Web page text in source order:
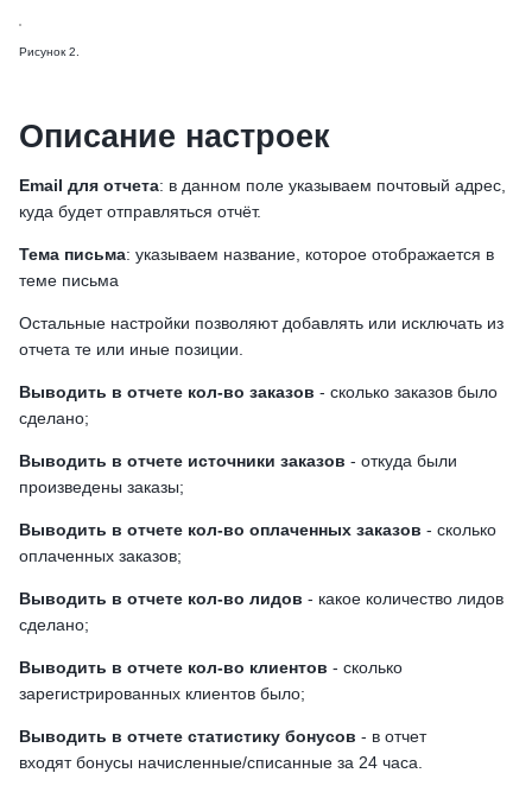
Рисунок 2.
Описание настроек
Email для отчета: в данном поле указываем почтовый адрес,
куда будет отправляться отчёт.
Тема письма: указываем название, которое отображается в
теме письма
Остальные настройки позволяют добавлять или исключать из
отчета те или иные позиции.
Выводить в отчете кол-во заказов - сколько заказов было
сделано;
Выводить в отчете источники заказов - откуда были
произведены заказы;
Выводить в отчете кол-во оплаченных заказов - сколько
оплаченных заказов;
Выводить в отчете кол-во лидов - какое количество лидов
сделано;
Выводить в отчете кол-во клиентов - сколько
зарегистрированных клиентов было;
Выводить в отчете статистику бонусов - в отчет
входят бонусы начисленные/списанные за 24 часа.